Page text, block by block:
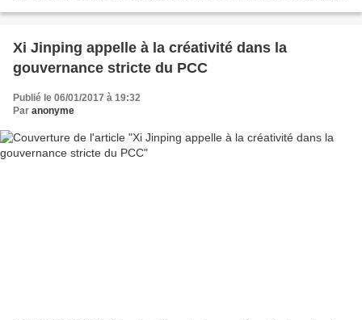
Xi Jinping appelle à la créativité dans la
gouvernance stricte du PCC
Publié le 06/01/2017 à 19:32
Par anonyme